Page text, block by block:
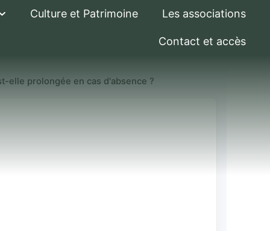
Culture et Patrimoine Les associations
Contact et accès
elle prolongée en cas d'absence ?
est-elle